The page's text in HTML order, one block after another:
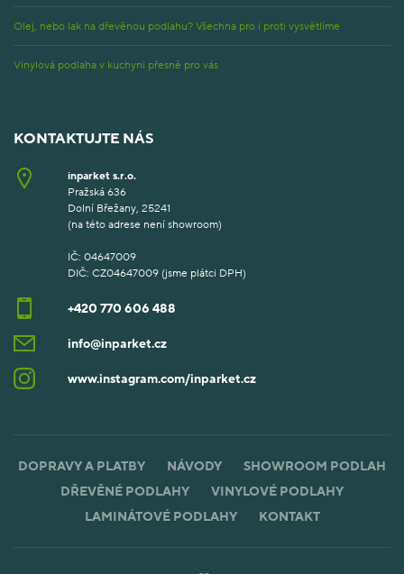
Olej, nebo lak na dřevěnou podlahu? Všechna pro i proti vysvětlíme
Vinylová podlaha v kuchyni přesně pro vás
KONTAKTUJTE NÁS
inparket s.r.o.
Pražská 636
Dolní Břežany, 25241
(na této adrese není showroom)
IČ: 04647009
DIČ: CZ04647009 (jsme plátci DPH)
+420 770 606 488
info@inparket.cz
www.instagram.com/inparket.cz
DOPRAVY A PLATBY NÁVODY
SHOWROOM PODLAH
DŘEVĚNÉ PODLAHY
VINYLOVÉ PODLAHY
LAMINÁTOVÉ PODLAHY
KONTAKT